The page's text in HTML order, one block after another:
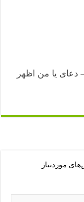
دعای یا من اظهر
موردنیاز